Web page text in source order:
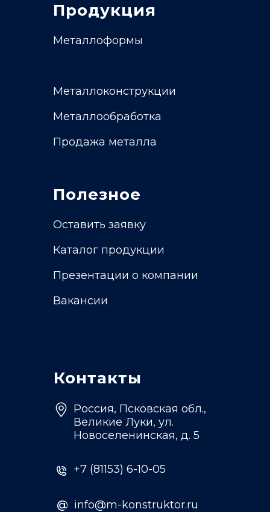
Контакты
Россия, Псковская обл.,
Великие Луки, ул.
Новоселенинская, д. 5
@ info@m-konstruktor.ru
+7 (81153) 6-10-05
Полезное
Вакансии
Презентации о компании
Продукция
Продажа металла
Металлообработка
Металлоформы
Металлоконструкции
Оставить заявку
Каталог продукции